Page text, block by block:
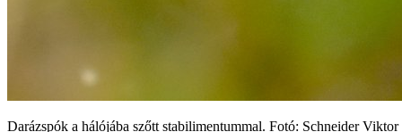
Darázspók a hálójába szőtt stabilimentummal. Fotó: Schneider Viktor